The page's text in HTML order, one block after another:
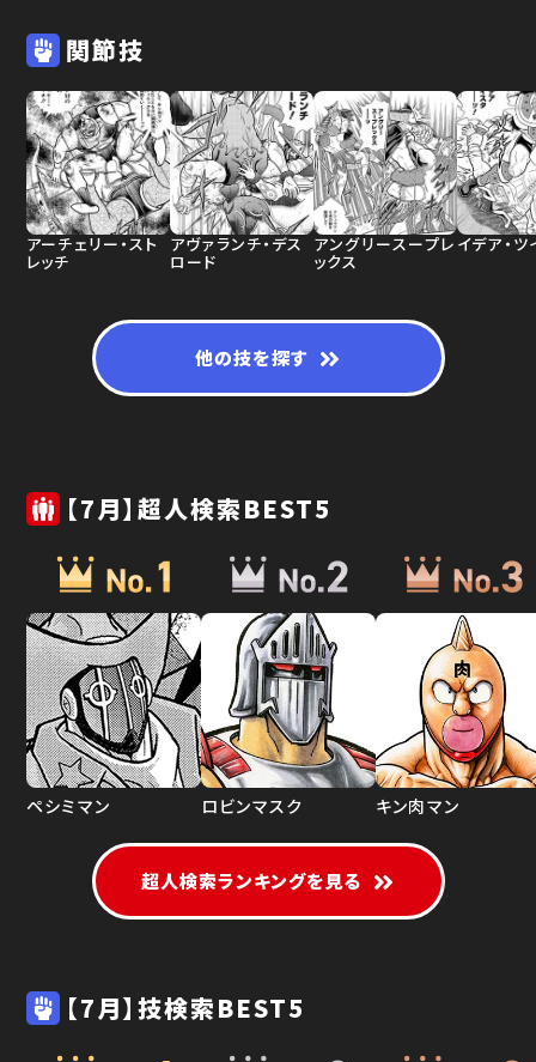
関節技
アーチェリー・スト
レッチ
アヴァランチ・デス
ロード
アングリースープレ
ックス
イデア・
他の技を探す
【7月】超人検索BEST5
ペシミマン ロビンマスク キン肉マン
超人検索ランキングを見る
【7月】技検索BEST5